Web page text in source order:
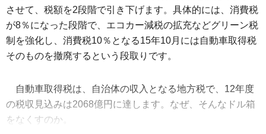
させて、税額を2段階で引き下げます。具体的には、消費税
が8％になった段階で、エコカー減税の拡充などグリーン税
制を強化し、消費税10％となる15年10月には自動車取得税
そのものを撤廃するという段取りです。
自動車取得税は、自治体の収入となる地方税で、12年度
の税収見込みは2068億円に達します。なぜ、そんなドル箱
をなくすのか。